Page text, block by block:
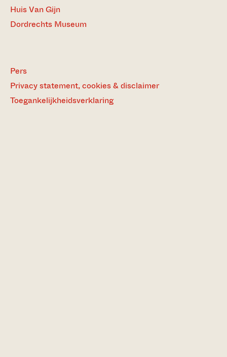
Huis Van Gijn
Dordrechts Museum
Pers
Privacy statement, cookies & disclaimer
Toegankelijkheidsverklaring